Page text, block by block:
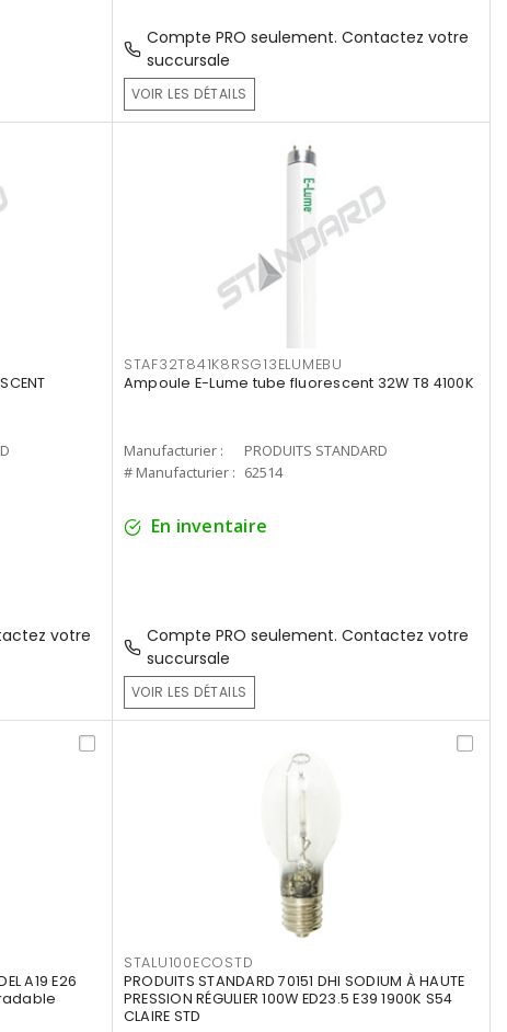
Compte PRO seulement. Contactez votre
succursale
VOIR LES DÉTAILS
votre
STAF32T841K8RSG13ELUMEBU
Ampoule E-Lume tube fluorescent 32W T8 4100K
Manufacturier :
PRODUITS STANDARD
# Manufacturier : 62514
En inventaire
Compte PRO seulement. Contactez votre
succursale
VOIR LES DÉTAILS
A19 E26
STALU100ECOSTD
PRODUITS STANDARD 70151 DHI SODIUM À HAUTE
PRESSION RÉGULIER 100W ED23.5 E39 1900K S54
CLAIRE STD